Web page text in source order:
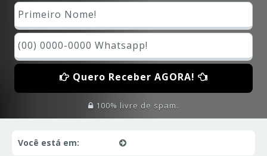
Quero Receber AGORA!
100% livre de spam.
Você está em: